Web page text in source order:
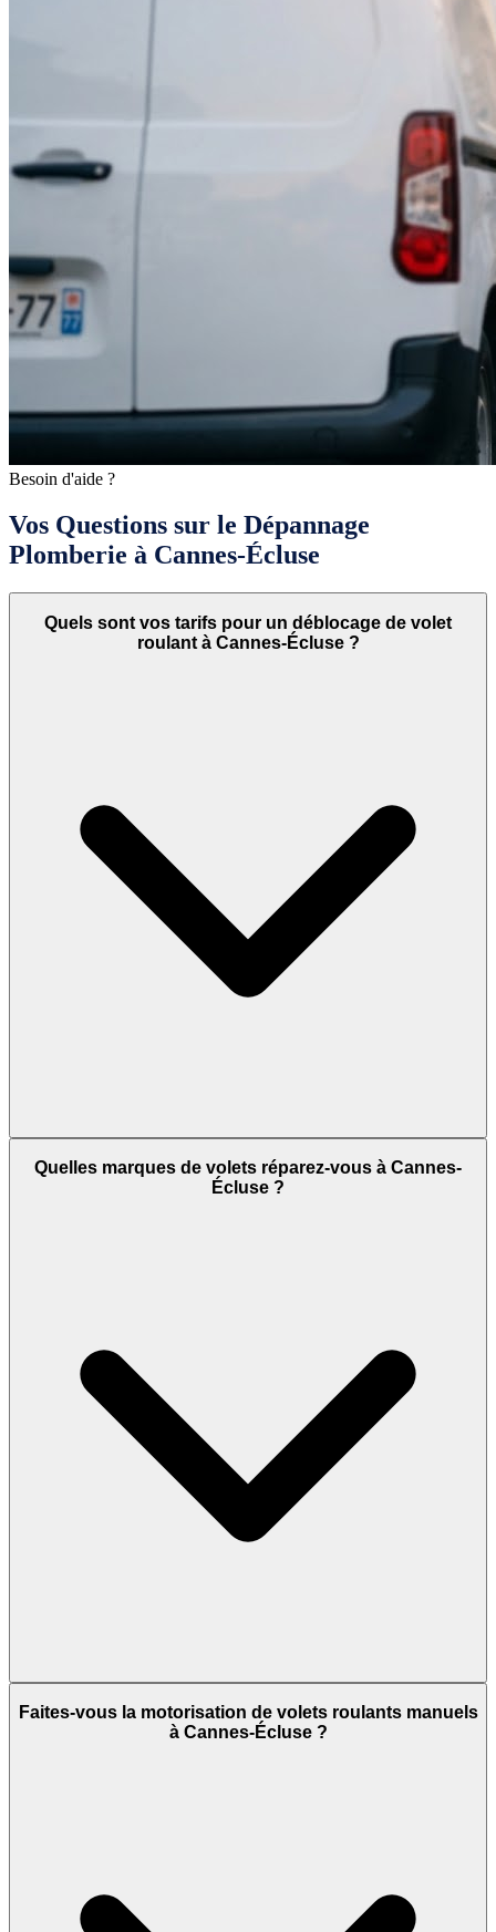
Besoin d'aide ?
Vos Questions sur le Dépannage
Plomberie à Cannes-Écluse
Quels sont vos tarifs pour un déblocage de volet
roulant à Cannes-Écluse ?
Quelles marques de volets réparez-vous à Cannes-
Écluse ?
Faites-vous la motorisation de volets roulants manuels
à Cannes-Écluse ?